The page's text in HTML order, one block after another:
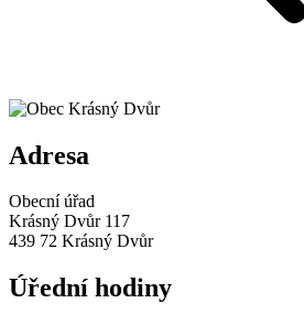
Adresa
Obecní úřad
Krásný Dvůr 117
439 72 Krásný Dvůr
Úřední hodiny